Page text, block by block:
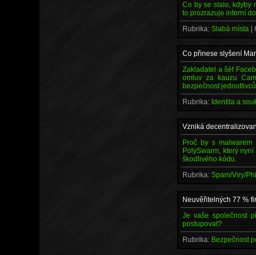
Co by se stalo, kdyby
to prozrazuje interní
Rubrika:Slabá místa
Co přinese slyšení
Zakladatel a šéf
omluv za kauzu
bezpečnost
Rubrika: Identita a
Vzniká
Proč by s
PolySwarm, který
škodlivého kódu.
Rubrika:Spam/Viry/
Neuvěřitelných 77 %
Je vaše společnost
postupovat?
Rubrika: Bezpečnost